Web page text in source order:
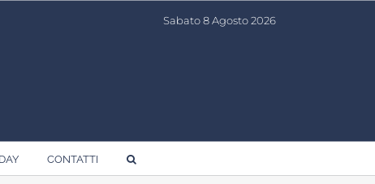
Sabato 8 Agosto 2026
CONTATTI